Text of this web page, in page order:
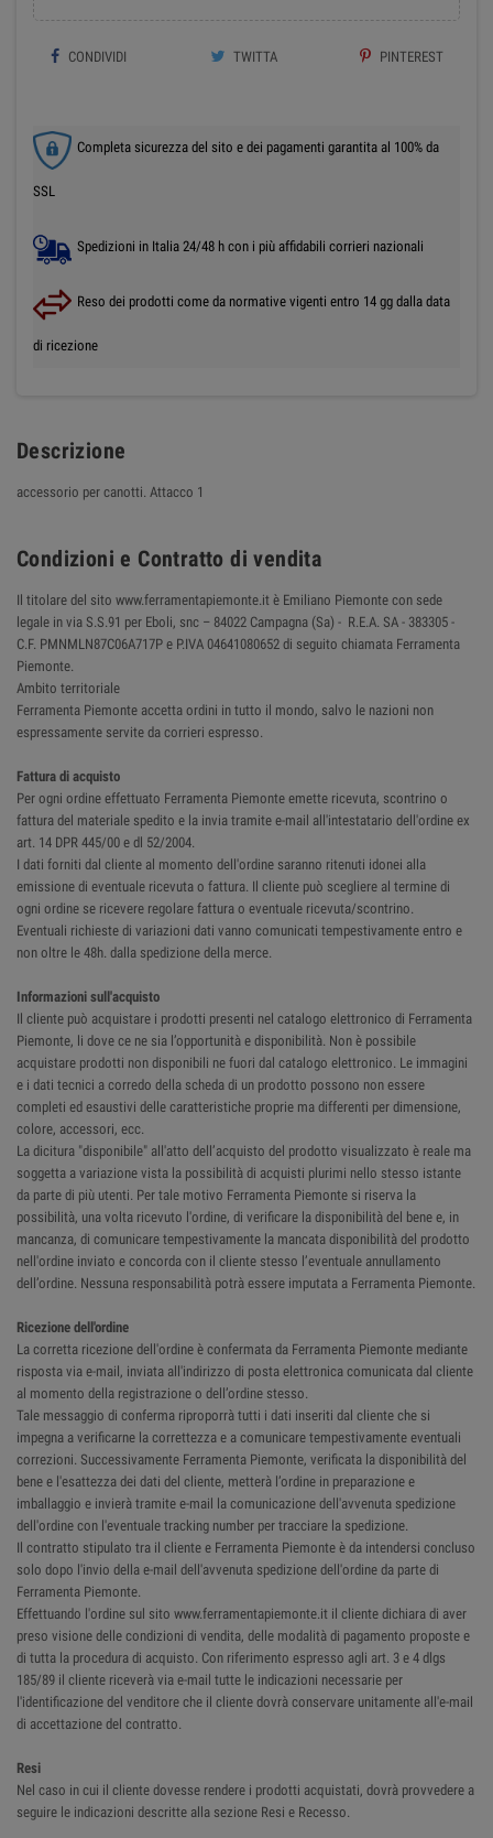
CONDIVIDI TWITTA PINTEREST
Completa sicurezza del sito e dei pagamenti garantita al 100% da
SSL
Spedizioni in Italia 24/48 h con i più affidabili corrieri nazionali
Reso dei prodotti come da normative vigenti entro 14 gg dalla data
di ricezione
Descrizione
accessorio per canotti. Attacco 1
Condizioni e Contratto di vendita
Il titolare del sito www.ferramentapiemonte.it è Emiliano Piemonte con sede
legale in via S.S.91 per Eboli, snc – 84022 Campagna (Sa) - R.E.A. SA - 383305 -
C.F. PMNMLN87C06A717P e P.IVA 04641080652 di seguito chiamata Ferramenta
Piemonte.
Ambito territoriale
Ferramenta Piemonte accetta ordini in tutto il mondo, salvo le nazioni non
espressamente servite da corrieri espresso.
Fattura di acquisto
Per ogni ordine effettuato Ferramenta Piemonte emette ricevuta, scontrino o
fattura del materiale spedito e la invia tramite e-mail all'intestatario dell'ordine ex
art. 14 DPR 445/00 e dl 52/2004.
I dati forniti dal cliente al momento dell'ordine saranno ritenuti idonei alla
emissione di eventuale ricevuta o fattura. Il cliente può scegliere al termine di
ogni ordine se ricevere regolare fattura o eventuale ricevuta/scontrino.
Eventuali richieste di variazioni dati vanno comunicati tempestivamente entro e
non oltre le 48h. dalla spedizione della merce.
Informazioni sull'acquisto
Il cliente può acquistare i prodotti presenti nel catalogo elettronico di Ferramenta
Piemonte, li dove ce ne sia l’opportunità e disponibilità. Non è possibile
acquistare prodotti non disponibili ne fuori dal catalogo elettronico. Le immagini
e i dati tecnici a corredo della scheda di un prodotto possono non essere
completi ed esaustivi delle caratteristiche proprie ma differenti per dimensione,
colore, accessori, ecc.
La dicitura "disponibile" all'atto dell’acquisto del prodotto visualizzato è reale ma
soggetta a variazione vista la possibilità di acquisti plurimi nello stesso istante
da parte di più utenti. Per tale motivo Ferramenta Piemonte si riserva la
possibilità, una volta ricevuto l'ordine, di verificare la disponibilità del bene e, in
mancanza, di comunicare tempestivamente la mancata disponibilità del prodotto
nell'ordine inviato e concorda con il cliente stesso l’eventuale annullamento
dell’ordine. Nessuna responsabilità potrà essere imputata a Ferramenta Piemonte.
Ricezione dell'ordine
La corretta ricezione dell'ordine è confermata da Ferramenta Piemonte mediante
risposta via e-mail, inviata all'indirizzo di posta elettronica comunicata dal cliente
al momento della registrazione o dell’ordine stesso.
Tale messaggio di conferma riproporrà tutti i dati inseriti dal cliente che si
impegna a verificarne la correttezza e a comunicare tempestivamente eventuali
correzioni. Successivamente Ferramenta Piemonte, verificata la disponibilità del
bene e l'esattezza dei dati del cliente, metterà l’ordine in preparazione e
imballaggio e invierà tramite e-mail la comunicazione dell'avvenuta spedizione
dell'ordine con l'eventuale tracking number per tracciare la spedizione.
Il contratto stipulato tra il cliente e Ferramenta Piemonte è da intendersi concluso
solo dopo l'invio della e-mail dell'avvenuta spedizione dell'ordine da parte di
Ferramenta Piemonte.
Effettuando l'ordine sul sito www.ferramentapiemonte.it il cliente dichiara di aver
preso visione delle condizioni di vendita, delle modalità di pagamento proposte e
di tutta la procedura di acquisto. Con riferimento espresso agli art. 3 e 4 dlgs
185/89 il cliente riceverà via e-mail tutte le indicazioni necessarie per
l'identificazione del venditore che il cliente dovrà conservare unitamente all'e-mail
di accettazione del contratto.
Resi
Nel caso in cui il cliente dovesse rendere i prodotti acquistati, dovrà provvedere a
seguire le indicazioni descritte alla sezione Resi e Recesso.